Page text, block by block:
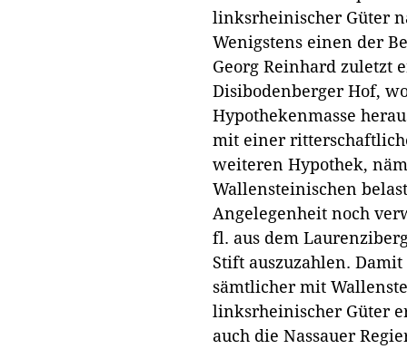
linksrheinischer Güter
Wenigstens einen der
Georg Reinhard zuletzt
Disibodenberger Hof,
Hypothekenmasse
mit einer
weiteren Hypothek,
Wallensteinischen
Angelegenheit noch
fl. aus dem
Stift auszuzahlen.
sämtlicher mit
linksrheinischer Güter
auch die Nassauer